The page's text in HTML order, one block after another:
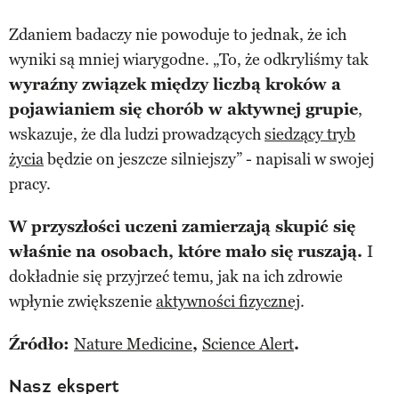
Zdaniem badaczy nie powoduje to jednak, że ich
wyniki są mniej wiarygodne. „To, że odkryliśmy tak
wyraźny związek między liczbą kroków a
pojawianiem się chorób w aktywnej grupie,
wskazuje, że dla ludzi prowadzącychsiedzący tryb
życiabędzie on jeszcze silniejszy” - napisali w swojej
pracy.
W przyszłości uczeni zamierzają skupić się
właśnie na osobach, które mało się ruszają. I
dokładnie się przyjrzeć temu, jak na ich zdrowie
wpłynie zwiększenie aktywności fizycznej.
Źródło: Nature Medicine, Science Alert.
Nasz ekspert